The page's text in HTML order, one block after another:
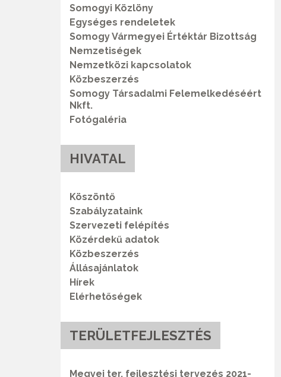
Somogyi Közlöny
Egységes rendeletek
Somogy Vármegyei Értéktár Bizottság
Nemzetiségek
Nemzetközi kapcsolatok
Közbeszerzés
Somogy Társadalmi Felemelkedéséért
Nkft.
Fotógaléria
HIVATAL
Köszöntő
Szabályzataink
Szervezeti felépítés
Közérdekű adatok
Közbeszerzés
Állásajánlatok
Hírek
Elérhetőségek
TERÜLETFEJLESZTÉS
Megyei ter. fejlesztési tervezés 2021-